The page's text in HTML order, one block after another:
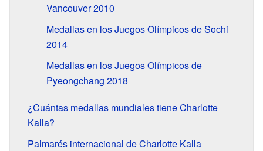
Vancouver 2010
Medallas en los Juegos Olímpicos de Sochi
2014
Medallas en los Juegos Olímpicos de
Pyeongchang 2018
¿Cuántas medallas mundiales tiene Charlotte
Kalla?
Palmarés internacional de Charlotte Kalla